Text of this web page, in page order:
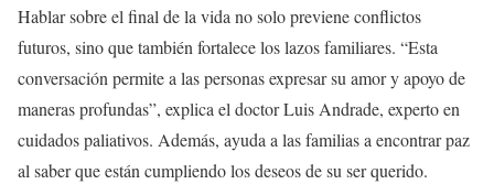
Hablar sobre el final de la vida no solo previene conflictos
futuros, sino que también fortalece los lazos familiares. “Esta
conversación permite a las personas expresar su amor y apoyo de
maneras profundas”, explica el doctor Luis Andrade, experto en
cuidados paliativos. Además, ayuda a las familias a encontrar paz
al saber que están cumpliendo los deseos de su ser querido.